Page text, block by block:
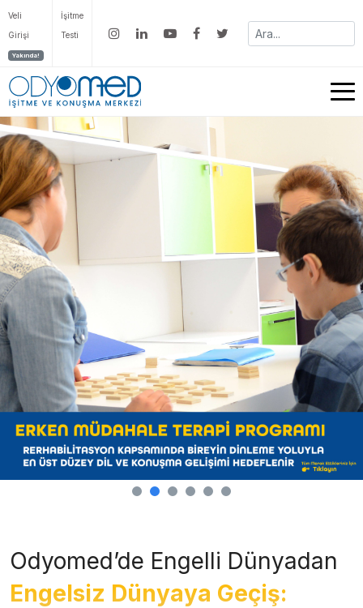
Veli
Girişi
Yakında!
İşitme
Testi
Odyomed’de Engelli Dünyadan
Engelsiz Dünyaya Geçiş: